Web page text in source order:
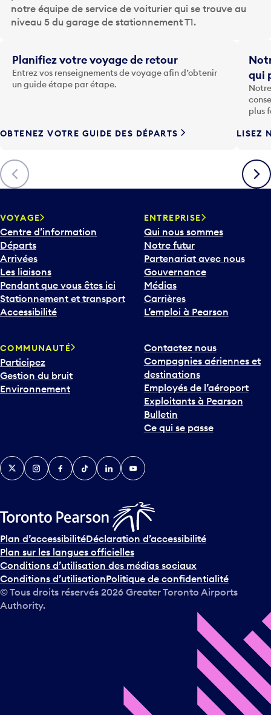
r
l
a
o
u
c
l
c
h
e
e
r
s
l
e
b
a
s
u
r
i
n
e
n
i
u
r
l
e
c
a
l
niveau 5 du garage de stationnement T1.
Entrez vos renseignements de voyage afin d’obtenir
un guide étape par étape.
qui
plus
Centre d’information
Départs
Arrivées
Les liaisons
Pendant que vous êtes ici
Stationnement et transport
Accessibilité
Qui nous sommes
Notre futur
Partenariat avec nous
Gouvernance
Médias
Carrières
L’emploi à Pearson
Participez
Gestion du bruit
Environnement
Compagnies aériennes et
destinations
Employés de l’aéroport
Exploitants à Pearson
Bulletin
Ce qui se passe
Plan d’accessibilitéDéclaration d’accessibilité
Plan sur les langues officielles
Conditions d’utilisation des médias sociaux
Conditions d’utilisation Politique de confidentialité
© Tous droits réservés2026Greater Toronto Airports
Authority.